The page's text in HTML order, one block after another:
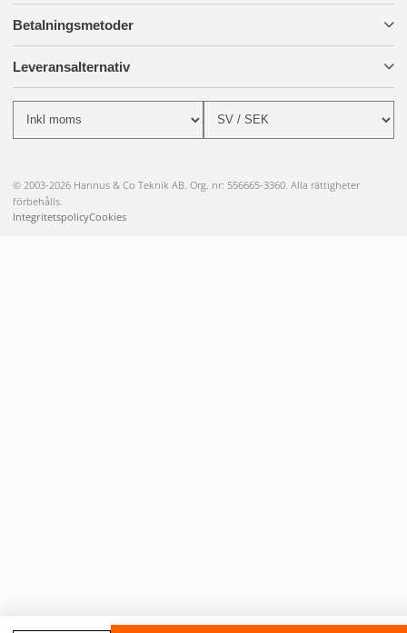
Betalningsmetoder
Leveransalternativ
© 2003-2026 Hannus & Co Teknik AB. Org. nr: 556665-3360. Alla rättigheter
förbehålls.
IntegritetspolicyCookies